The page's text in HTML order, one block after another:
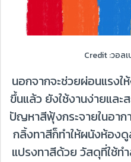
Credit :วอล
นอกจากจะช่วยผ่อนแรงใ
ขึ้นแล้ว ยังใช้งานง่ายและ
ปัญหาสีฟุ้งกระจายในอาก
กลิ้งทาสีก็ทำให้ผนังห้องดู
แปรงทาสีด้วย วัสดุที่ใช้ท